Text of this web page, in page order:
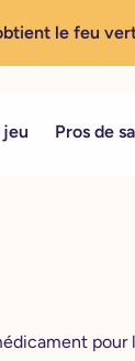
jeu Pros de
pour
le feu